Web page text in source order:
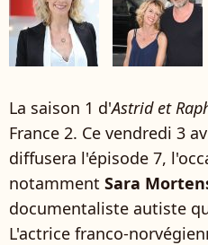
La saison 1 d'Astrid et
France 2. Ce vendredi 3
diffusera l'épisode 7,
notamment Sara
documentaliste autiste
L'actrice franco-